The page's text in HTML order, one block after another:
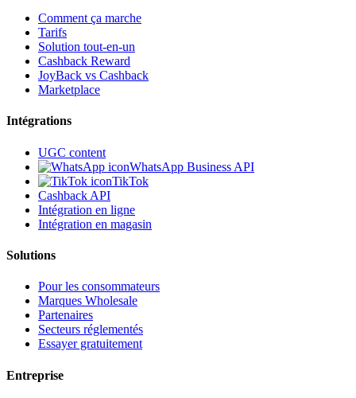
Comment ça marche
Tarifs
Solution tout-en-un
Cashback Reward
JoyBack vs Cashback
Marketplace
Intégrations
UGC content
WhatsApp Business API
TikTok
Cashback API
Intégration en ligne
Intégration en magasin
Solutions
Pour les consommateurs
Marques Wholesale
Partenaires
Secteurs réglementés
Essayer gratuitement
Entreprise